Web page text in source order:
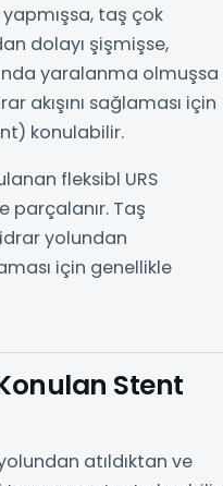
taş çok
dolayı şişmişse,
yaralanma olmuşsa
akışını sağlaması için
konulabilir.
fleksibl URS
parçalanır. Taş
yolundan
için genellikle
Stent
atıldıktan ve